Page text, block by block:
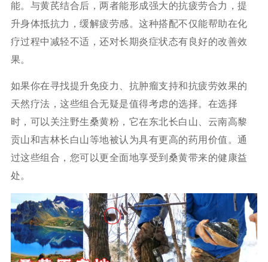
能。与黄芪结合后，两者能形成强大的抗疲劳合力，提
升身体抵抗力，缓解疲劳感。这种搭配不仅能帮助在化
疗过程中减轻不适，还对长期炎症状态有良好的改善效
果。
如果你在寻找提升免疫力、抗肿瘤支持和抗疲劳效果的
天然疗法，这些组合无疑是值得考虑的选择。在选择
时，可以关注野生桑黄粉，它在东北长白山、云南高黎
贡山和吉林长白山等地被认为具有更高的药用价值。通
过这些组合，您可以更全面地享受到桑黄带来的健康益
处。